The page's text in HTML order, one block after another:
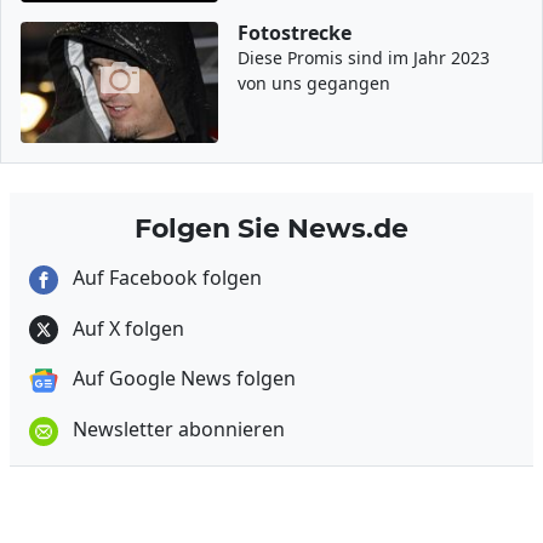
Fotostrecke
Diese Promis sind im Jahr 2023
von uns gegangen
Folgen Sie News.de
Auf Facebook folgen
Auf X folgen
Auf Google News folgen
Newsletter abonnieren